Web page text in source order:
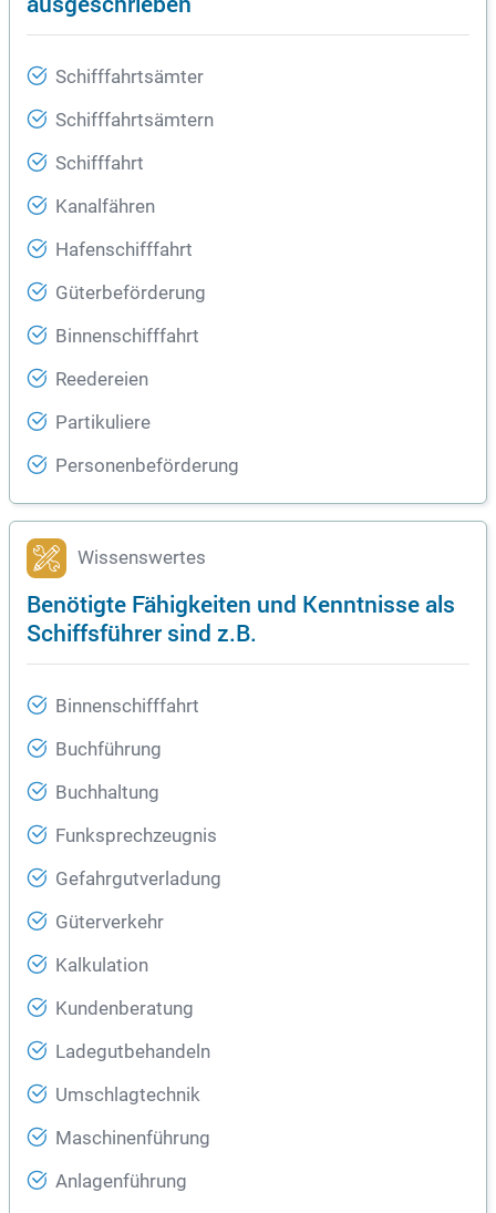
Schifffahrtsämter
Schifffahrtsämtern
Schifffahrt
Kanalfähren
Hafenschifffahrt
Güterbeförderung
Binnenschifffahrt
Reedereien
Partikuliere
Personenbeförderung
Wissenswertes
Benötigte Fähigkeiten und Kenntnisse als
Schiffsführer sind z.B.
Binnenschifffahrt
Buchführung
Buchhaltung
Funksprechzeugnis
Gefahrgutverladung
Güterverkehr
Kalkulation
Kundenberatung
Ladegutbehandeln
Umschlagtechnik
Maschinenführung
Anlagenführung